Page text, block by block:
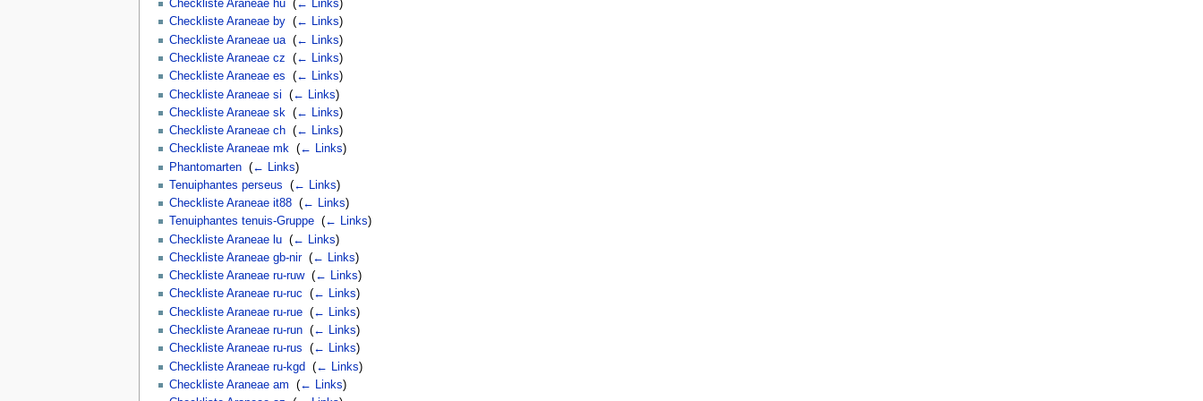
Checkliste Araneae hu‎ (← Links)
Checkliste Araneae by‎ (← Links)
Checkliste Araneae ua‎ (← Links)
Checkliste Araneae cz
(← Links)
Checkliste Araneae es
(← Links)
Checkliste Araneae si
(← Links)
Checkliste Araneae sk
(← Links)
Checkliste Araneae ch‎ (← Links)
Checkliste Araneae mk‎ (← Links)
Phantomarten‎ (← Links)
Tenuiphantes perseus
(← Links)
Checkliste Araneae it88‎ (← Links)
Tenuiphantes tenuis-Gruppe‎ (← Links)
Checkliste Araneae lu‎ (← Links)
Checkliste Araneae gb-nir‎ (← Links)
Checkliste Araneae ru-ruw‎ (← Links)
Checkliste Araneae ru-ruc
(← Links)
Checkliste Araneae ru-rue‎ (← Links)
Checkliste Araneae ru-run‎ (← Links)
Checkliste Araneae ru-rus
(← Links)
Checkliste Araneae ru-kgd
(← Links)
Checkliste Araneae am
(← Links)